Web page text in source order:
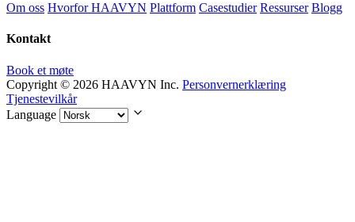
Om oss Hvorfor HAAVYN Plattform Casestudier Ressurser Blogg
Kontakt
Book et møte
Copyright © 2026 HAAVYN Inc. Personvernerklæring
Tjenestevilkår
Language